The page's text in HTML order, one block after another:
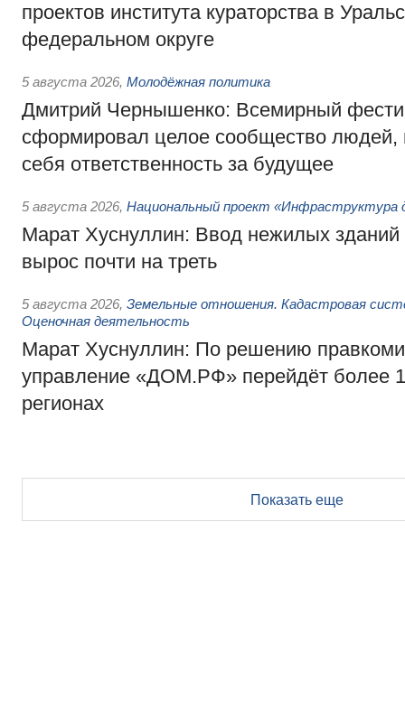
проектов института кураторства в
федеральном округе
5 августа 2026, Молодёжная политика
Дмитрий Чернышенко: Всемирный
сформировал целое сообщество людей,
себя ответственность за будущее
5 августа 2026, Национальный проект «Инфраструктура
Марат Хуснуллин: Ввод нежилых зданий
вырос почти на треть
5 августа 2026, Земельные отношения. Кадастровая
Оценочная деятельность
Марат Хуснуллин: По решению
управление «ДОМ.РФ» перейдёт более
регионах
Показать еще